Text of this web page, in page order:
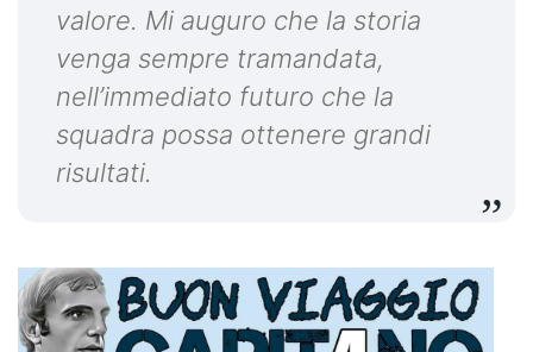
valore. Mi auguro che la storia
venga sempre tramandata,
nell’immediato futuro che la
squadra possa ottenere grandi
risultati.